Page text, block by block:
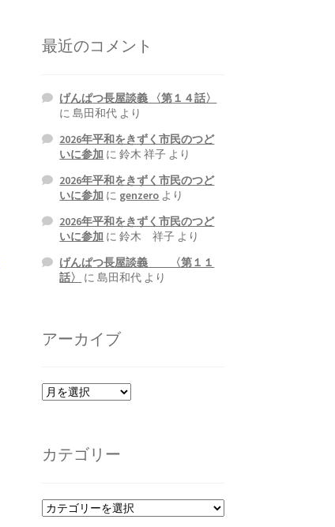
最近のコメント
げんぱつ長屋談義 〈第１４話〉
に島田和代 より
2026年平和をきずく市民のつど
いに参加 に鈴木 祥子 より
2026年平和をきずく市民のつど
いに参加 に genzero より
2026年平和をきずく市民のつど
いに参加 に鈴木 祥子 より
げんぱつ長屋談義 〈第１１
話〉
に島田和代 より
アーカイブ
ア
ブ
カテゴリー
カ